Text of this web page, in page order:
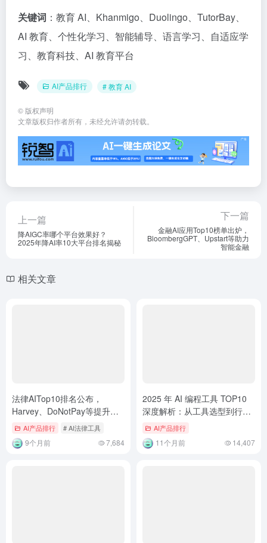
关键词 ：教育 AI、Khanmigo、Duolingo、TutorBay、
AI 教育、个性化学习、智能辅导、语言学习、自适应学
习、教育科技、AI 教育平台
AI产品排行 # 教育 AI
© 版权声明
文章版权归作者所有，未经允许请勿转载。
上一篇
降AIGC率哪个平台效果好？
2025年降AI率10大平台排名揭秘
下一篇
金融AI应用Top10榜单出炉，
BloombergGPT、Upstart等助力
智能金融
相关文章
法律AITop10排名公布，
Harvey、DoNotPay等提升法
律效率
AI产品排行 # AI法律工具
9个月前 7,684
2025 年 AI 编程工具 TOP10
深度解析：从工具选型到行业
趋势洞察
AI产品排行
11个月前 14,407